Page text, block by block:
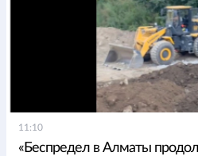
11:10
«Беспредел в Алматы